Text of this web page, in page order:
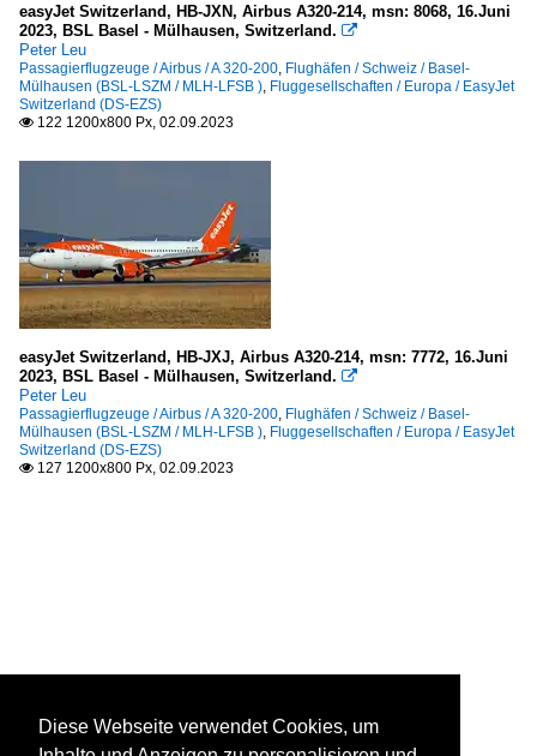
easyJet Switzerland, HB-JXN, Airbus A320-214, msn: 8068, 16.Juni
2023, BSL Basel - Mülhausen, Switzerland. 
Peter Leu
Passagierflugzeuge / Airbus / A 320-200, Flughäfen / Schweiz / Basel-
Mülhausen (BSL-LSZM / MLH-LFSB ), Fluggesellschaften / Europa / EasyJet
Switzerland (DS-EZS)
 122 1200x800 Px, 02.09.2023
easyJet Switzerland, HB-JXJ, Airbus A320-214, msn: 7772, 16.Juni
2023, BSL Basel - Mülhausen, Switzerland. 
Peter Leu
Passagierflugzeuge / Airbus / A 320-200, Flughäfen / Schweiz / Basel-
Mülhausen (BSL-LSZM / MLH-LFSB ), Fluggesellschaften / Europa / EasyJet
Switzerland (DS-EZS)
 127 1200x800 Px, 02.09.2023
Diese Webseite verwendet Cookies, um